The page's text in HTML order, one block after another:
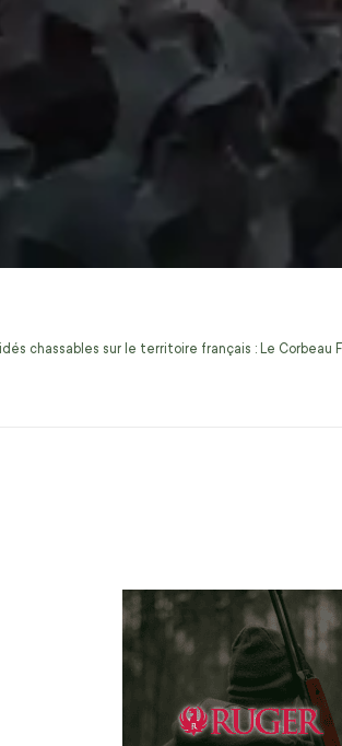
chassables sur le territoire français : Le Corbeau